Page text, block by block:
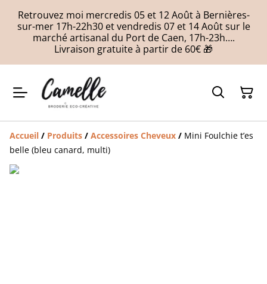
Retrouvez moi mercredis 05 et 12 Août à Bernières-
sur-mer 17h-22h30 et vendredis 07 et 14 Août sur le
marché artisanal du Port de Caen, 17h-23h….
Livraison gratuite à partir de 60€ 🎁
Accueil / Produits / Accessoires Cheveux / Mini Foulchie t’es
belle (bleu canard, multi)